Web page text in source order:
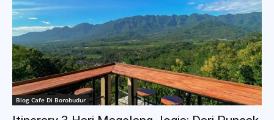
Blog Cafe Di Borobudur